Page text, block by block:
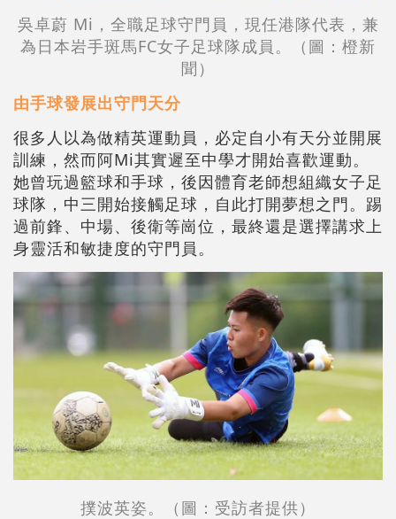
吳卓蔚 Mi，全職足球守門員，現任港隊代表，兼
為日本岩手斑馬FC女子足球隊成員。（圖：橙新
聞）
由手球發展出守門天分
很多人以為做精英運動員，必定自小有天分並開展
訓練，然而阿Mi其實遲至中學才開始喜歡運動。
她曾玩過籃球和手球，後因體育老師想組織女子足
球隊，中三開始接觸足球，自此打開夢想之門。踢
過前鋒、中場、後衛等崗位，最終還是選擇講求上
身靈活和敏捷度的守門員。
撲波英姿。（圖：受訪者提供）